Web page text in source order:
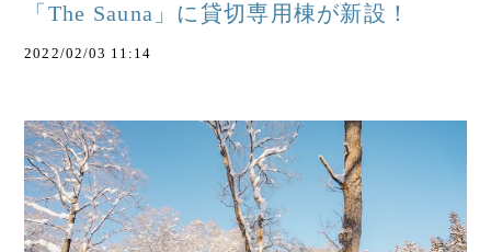
「The Sauna」に貸切専用棟が新設！
2022/02/03 11:14